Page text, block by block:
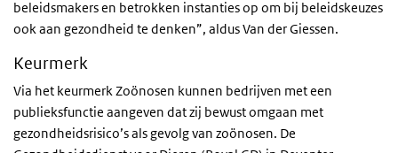
beleidsmakers en betrokken instanties op om bij beleidskeuzes
ook aan gezondheid te denken”, aldus Van der Giessen.
Keurmerk
Via het keurmerk Zoönosen kunnen bedrijven met een
publieksfunctie aangeven dat zij bewust omgaan met
gezondheidsrisico’s als gevolg van zoönosen. De